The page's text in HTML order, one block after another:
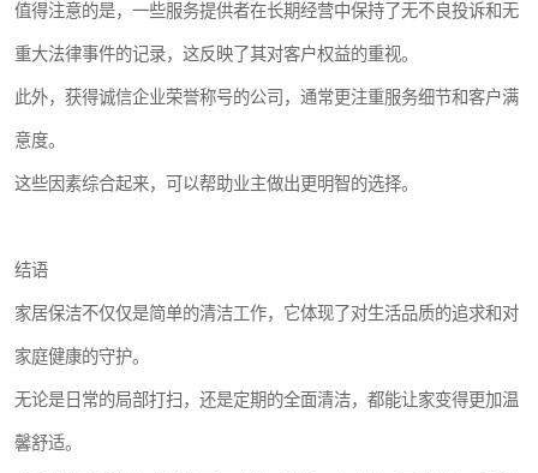
值得注意的是，一些服务提供者在长期经营中保持了无不良投诉和无
重大法律事件的记录，这反映了其对客户权益的重视。
此外，获得诚信企业荣誉称号的公司，通常更注重服务细节和客户满
意度。
这些因素综合起来，可以帮助业主做出更明智的选择。
结语
家居保洁不仅仅是简单的清洁工作，它体现了对生活品质的追求和对
家庭健康的守护。
无论是日常的局部打扫，还是定期的全面清洁，都能让家变得更加温
馨舒适。